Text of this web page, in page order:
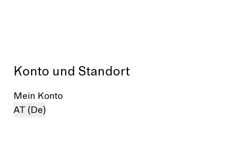
Konto und Standort
Mein Konto
AT (De)